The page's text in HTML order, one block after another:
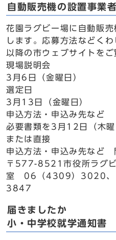
自動販売機の設置事業
花園ラグビー場に自動販
します。応募方法などく
以降の市ウェブサイトをご
現場説明会
3月6日（金曜日）
選定日
3月13日（金曜日）
申込方法・申込み先など
必要書類を3月12日（木
または直接
申込方法・申込み先など
〒577-8521市役所ラグ
室 06（4309）3020、
3847
届きましたか
小・中学校就学通知書